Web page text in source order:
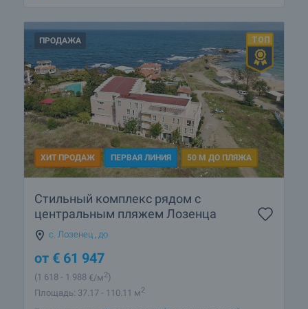
ПРОДАЖА
ХИТ ПРОДАЖ ПЕРВАЯ ЛИНИЯ 50 М ДО ПЛЯЖА
Стильный комплекс рядом с
центральным пляжем Лозенца
с. Лозенец , до
от € 61 947
(1 618 - 1 988 €/м2)
Площадь: 37.17 - 110.11 м2